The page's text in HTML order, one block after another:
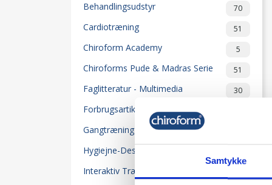
Samtykke
Behandlingsudstyr 70
Cardiotræning 51
Chiroform Academy 5
Chiroforms Pude & Madras Serie 51
Faglitteratur - Multimedia 30
Forbrugsartikler
Gangtræning
Hygiejne-Desinfektion-Rengøring
Interaktiv Træning